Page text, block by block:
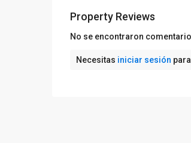
Property Reviews
No se encontraron
Necesitas iniciar sesión